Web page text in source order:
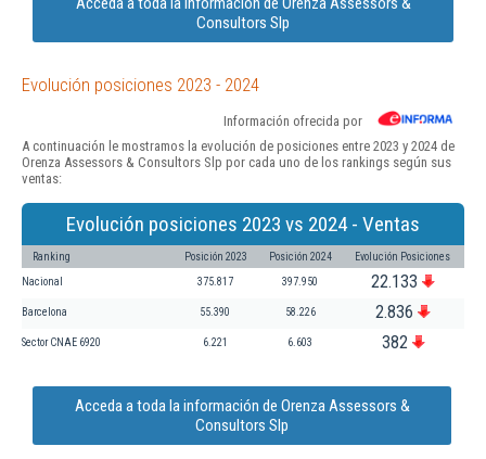
Consultors Slp
Evolución posiciones 2023 - 2024
Información ofrecida por
A continuación le mostramos la evolución de posiciones entre 2023 y 2024 de
Orenza Assessors & Consultors Slp por cada uno de los rankings según sus
ventas:
Evolución posiciones 2023 vs 2024 - Ventas
Ranking Posición 2023 Posición 2024 Evolución Posiciones
Nacional 375.817 397.950 22.133
Barcelona 55.390 58.226 2.836
Sector CNAE 6920 6.221 6.603 382
Acceda a toda la información de Orenza Assessors &
Consultors Slp